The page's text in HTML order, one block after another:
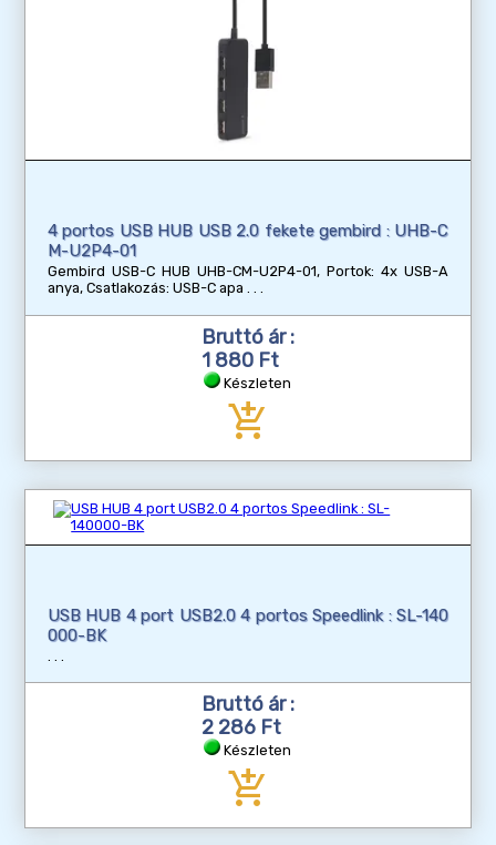
4 portos USB HUB USB 2.0 fekete gembird : UHB-C
M-U2P4-01
Gembird USB-C HUB UHB-CM-U2P4-01, Portok: 4x USB-A
anya, Csatlakozás: USB-C apa
Bruttó ár :
1 880 Ft
Készleten
add_shopping_cart
USB HUB 4 port USB2.0 4 portos Speedlink : SL-140
000-BK
Bruttó ár :
2 286 Ft
Készleten
add_shopping_cart